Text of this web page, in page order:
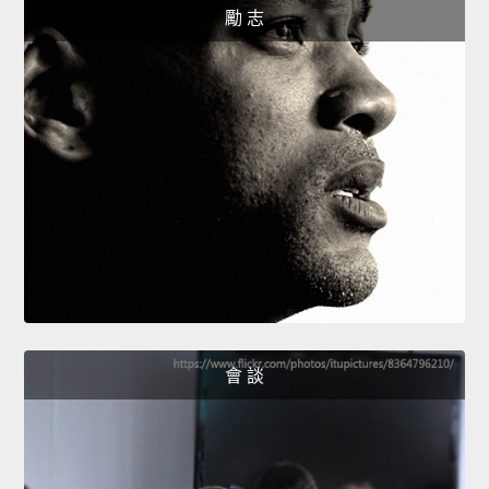
勵 志
會 談